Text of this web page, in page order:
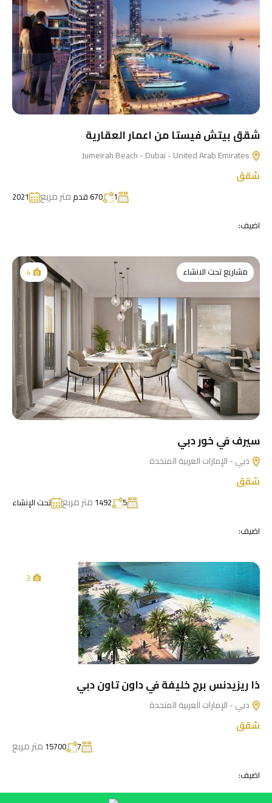
شقق بيتش فيستا من اعمار العقارية
شقق
1 670 قدم متر مربع
2021
اضيف:
مشاريع تحت الانشاء 4
سيرف في خور دبي
دبي - الإمارات العربية المتحدة
شقق
5
1492 متر مربع
تحت الإنشاء
اضيف:
3
ذا ريزيدنس برج خليفة في داون تاون دبي
دبي - الإمارات العربية المتحدة
شقق
7
15700 متر مربع
اضيف: